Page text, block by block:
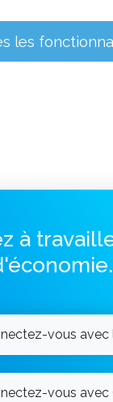
les
à
vous avec
vous avec